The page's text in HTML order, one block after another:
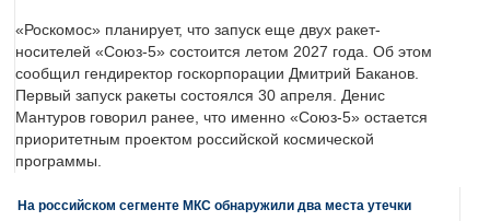
«Роскомос» планирует, что запуск еще двух ракет-
носителей «Союз-5» состоится летом 2027 года. Об этом
сообщил гендиректор госкорпорации Дмитрий Баканов.
Первый запуск ракеты состоялся 30 апреля. Денис
Мантуров говорил ранее, что именно «Союз-5» остается
приоритетным проектом российской космической
программы.
На российском сегменте МКС обнаружили два места утечки